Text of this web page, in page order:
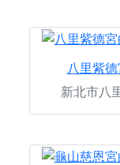
八里紫
新北市八